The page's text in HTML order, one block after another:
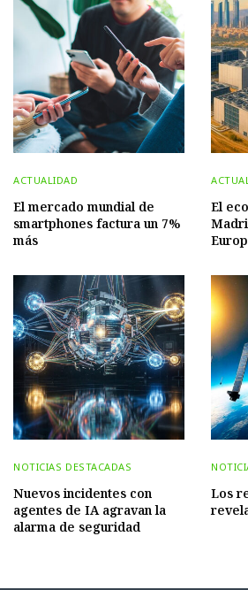
ACTUALIDAD
El mercado mundial de
smartphones factura un 7%
más
El
NOTICIAS DESTACADAS
Nuevos incidentes con
agentes de IA agravan la
alarma de seguridad
Los